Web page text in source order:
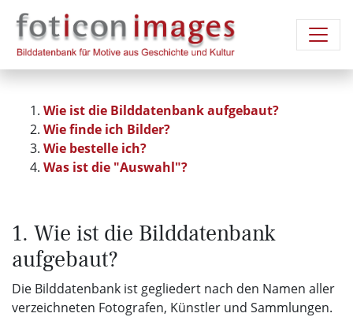
Wie ist die Bilddatenbank aufgebaut?
Wie finde ich Bilder?
Wie bestelle ich?
Was ist die "Auswahl"?
1. Wie ist die Bilddatenbank
aufgebaut?
Die Bilddatenbank ist gegliedert nach den Namen aller
verzeichneten Fotografen, Künstler und Sammlungen.